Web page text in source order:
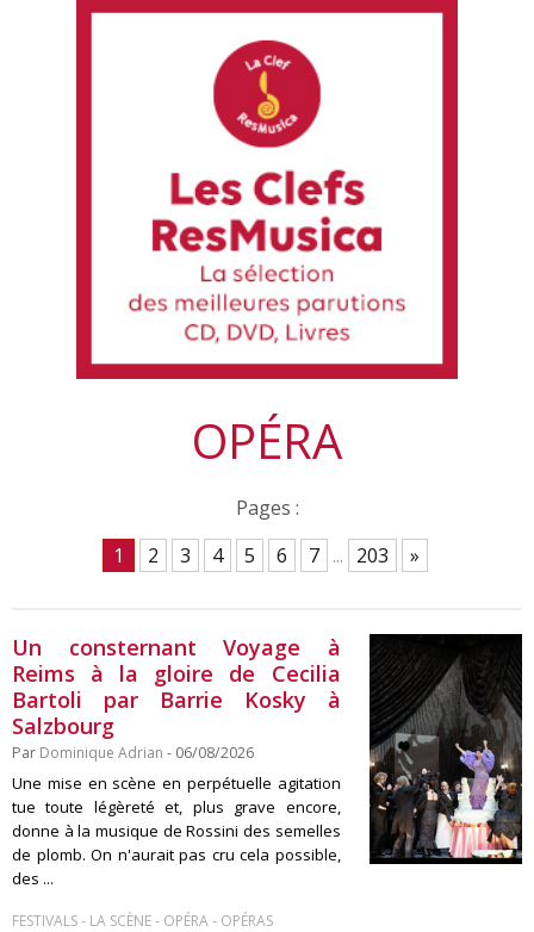
OPÉRA
Pages :
1
2 3 4 5 6 7 ... 203 »
Un consternant Voyage à
Reims à la gloire de Cecilia
Bartoli par Barrie Kosky à
Salzbourg
Par Dominique Adrian - 06/08/2026
Une mise en scène en perpétuelle agitation
tue toute légèreté et, plus grave encore,
donne à la musique de Rossini des semelles
de plomb. On n'aurait pas cru cela possible,
des ...
FESTIVALS- LA SCÈNE- OPÉRA- OPÉRAS